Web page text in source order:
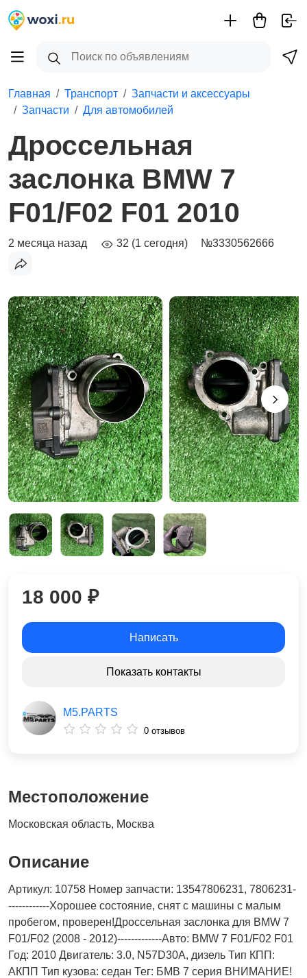
Главная Транспорт
Запчасти и аксессуары
Запчасти
Для автомобилей
Дроссельная
заслонка BMW 7
F01/F02 F01 2010
2 месяца назад 32 (1 сегодня) №3330562666
Местоположение
Московская область, Москва
Описание
Артикул: 10758 Номер запчасти: 13547806231, 7806231-
------------Хорошее состояние, снят с машины с малым
пробегом, проверен!Дроссельная заслонка для BMW 7
F01/F02 (2008 - 2012)-------------Авто: BMW 7 F01/F02 F01
Год: 2010 Двигатель: 3.0, N57D30A, дизель Тип КПП:
АКПП Тип кузова: седан Тег: БМВ 7 серия ВНИМАНИЕ!
18 000 ₽
Написать
Показать контакты
M5.PARTS
0 отзывов